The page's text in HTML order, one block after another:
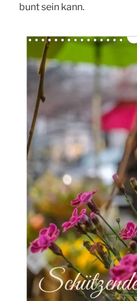
bunt sein kann.